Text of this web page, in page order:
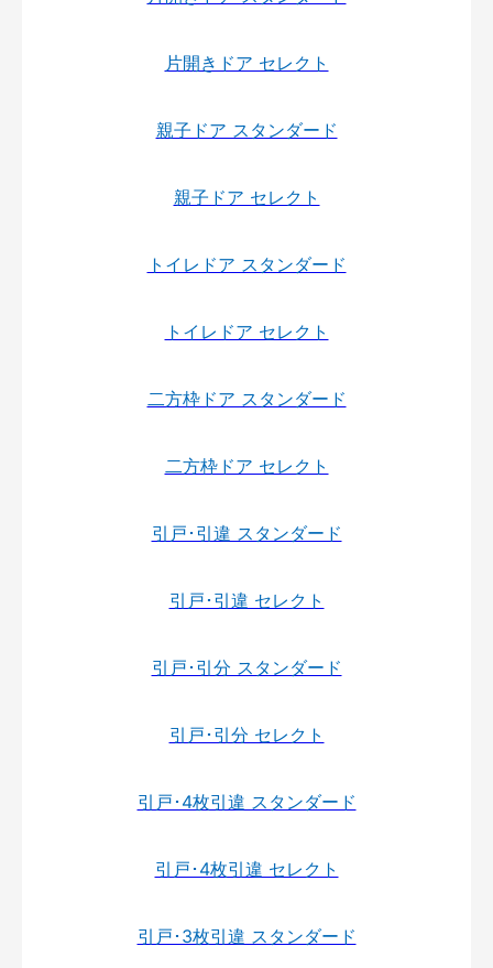
片開きドア セレクト
親子ドア スタンダード
親子ドア セレクト
トイレドア スタンダード
トイレドア セレクト
二方枠ドア スタンダード
二方枠ドア セレクト
引戸･引違 スタンダード
引戸･引違 セレクト
引戸･引分 スタンダード
引戸･引分 セレクト
引戸･4枚引違 スタンダード
引戸･4枚引違 セレクト
引戸･3枚引違 スタンダード